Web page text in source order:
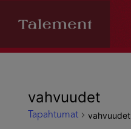
vahvuudet
Tapahtumat vahvuudet